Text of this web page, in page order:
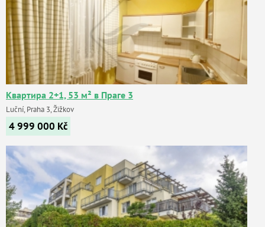
Квартира 2+1, 53 м² в Праге 3
Luční, Praha 3, Žižkov
4 999 000 Kč